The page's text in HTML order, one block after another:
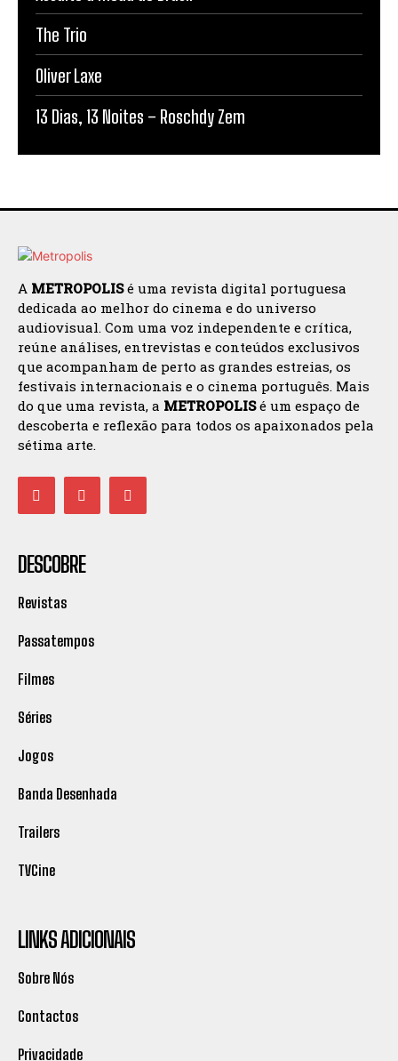
The Trio
Oliver Laxe
13 Dias, 13 Noites – Roschdy Zem
A METROPOLISé uma revista digital portuguesa
dedicada ao melhor do cinema e do universo
audiovisual. Com uma voz independente e crítica,
reúne análises, entrevistas e conteúdos exclusivos
que acompanham de perto as grandes estreias, os
festivais internacionais e o cinema português. Mais
do que uma revista, a METROPOLISé um espaço de
descoberta e reflexão para todos os apaixonados pela
sétima arte.
DESCOBRE
Revistas
Passatempos
Filmes
Séries
Jogos
Banda Desenhada
Trailers
TVCine
LINKS ADICIONAIS
Sobre Nós
Contactos
Privacidade